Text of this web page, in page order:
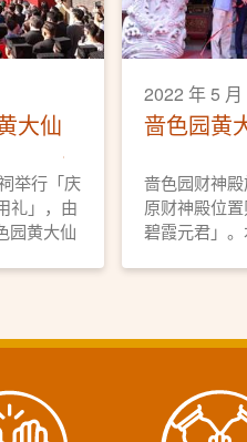
大仙
举行「庆
礼」，由
园黄大仙
2022 年 5 月
啬色园黄
啬色园财神
原财神殿位
碧霞元君」